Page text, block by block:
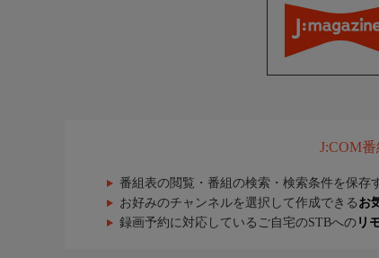
J:COM
番組表の閲覧・番組の検索・検索条件を保存
お好みのチャンネルを選択して作成できる お
録画予約に対応しているご自宅のSTBへの リ